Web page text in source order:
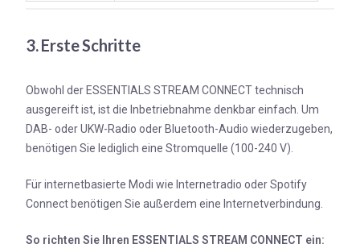
3. Erste Schritte
Obwohl der ESSENTIALS STREAM CONNECT technisch
ausgereift ist, ist die Inbetriebnahme denkbar einfach. Um
DAB- oder UKW-Radio oder Bluetooth-Audio wiederzugeben,
benötigen Sie lediglich eine Stromquelle (100-240 V).
Für internetbasierte Modi wie Internetradio oder Spotify
Connect benötigen Sie außerdem eine Internetverbindung.
So richten Sie Ihren ESSENTIALS STREAM CONNECT ein: